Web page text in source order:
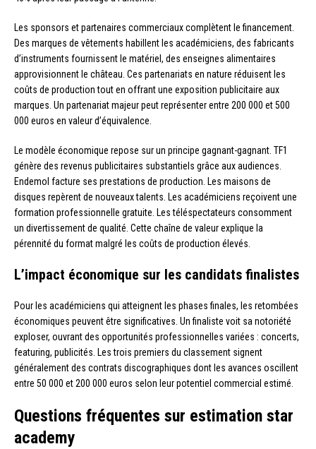
Les sponsors et partenaires commerciaux complètent le financement.
Des marques de vêtements habillent les académiciens, des fabricants
d’instruments fournissent le matériel, des enseignes alimentaires
approvisionnent le château. Ces partenariats en nature réduisent les
coûts de production tout en offrant une exposition publicitaire aux
marques. Un partenariat majeur peut représenter entre 200 000 et 500
000 euros en valeur d’équivalence.
Le modèle économique repose sur un principe gagnant-gagnant. TF1
génère des revenus publicitaires substantiels grâce aux audiences.
Endemol facture ses prestations de production. Les maisons de
disques repèrent de nouveaux talents. Les académiciens reçoivent une
formation professionnelle gratuite. Les téléspectateurs consomment
un divertissement de qualité. Cette chaîne de valeur explique la
pérennité du format malgré les coûts de production élevés.
L’impact économique sur les candidats finalistes
Pour les académiciens qui atteignent les phases finales, les retombées
économiques peuvent être significatives. Un finaliste voit sa notoriété
exploser, ouvrant des opportunités professionnelles variées : concerts,
featuring, publicités. Les trois premiers du classement signent
généralement des contrats discographiques dont les avances oscillent
entre 50 000 et 200 000 euros selon leur potentiel commercial estimé.
Questions fréquentes sur estimation star
academy